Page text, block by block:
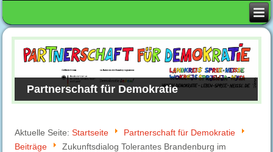
Partnerschaft für Demokratie
Aktuelle Seite:Startseite
Partnerschaft für Demokratie
Beiträge
Zukunftsdialog Tolerantes Brandenburg im